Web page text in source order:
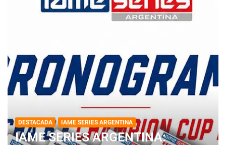
DESTACADA IAME SERIES ARGENTINA
IAME SERIES ARGENTINA: